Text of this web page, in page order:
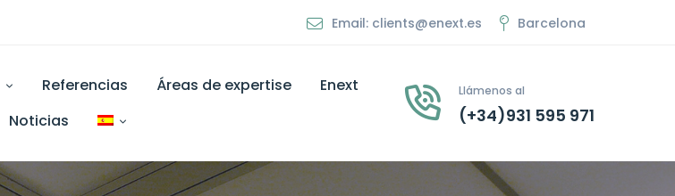
Email: clients@enext.es Barcelona
Referencias Áreas de expertise
Enext
Noticias
Llámenos al
(+34)931 595 971